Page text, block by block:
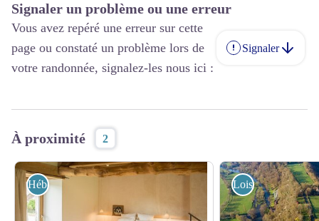
Signaler un problème ou une erreur
Vous avez repéré une erreur sur cette
page ou constaté un problème lors de
votre randonnée, signalez-les nous ici :
Signaler
À proximité 2
Hébergements Loisirs et activités